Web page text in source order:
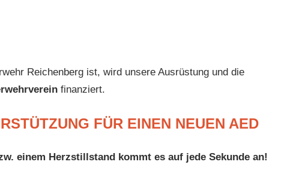
Reichenberg ist, wird unsere Ausrüstung und die
finanziert.
FÜR EINEN NEUEN AED
einem Herzstillstand kommt es auf jede Sekunde an!